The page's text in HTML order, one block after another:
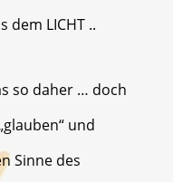
dem LICHT ..
so daher … doch
und
Sinne des